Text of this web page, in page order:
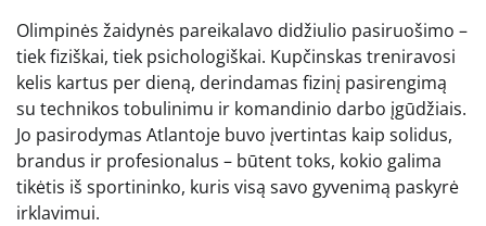
Olimpinės žaidynės pareikalavo didžiulio pasiruošimo –
tiek fiziškai, tiek psichologiškai. Kupčinskas treniravosi
kelis kartus per dieną, derindamas fizinį pasirengimą
su technikos tobulinimu ir komandinio darbo įgūdžiais.
Jo pasirodymas Atlantoje buvo įvertintas kaip solidus,
brandus ir profesionalus – būtent toks, kokio galima
tikėtis iš sportininko, kuris visą savo gyvenimą paskyrė
irklavimui.